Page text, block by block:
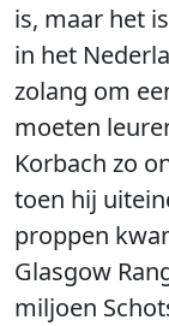
is, maar het
in het
zolang om
moeten
Korbach zo
toen hij
proppen
Glasgow
miljoen